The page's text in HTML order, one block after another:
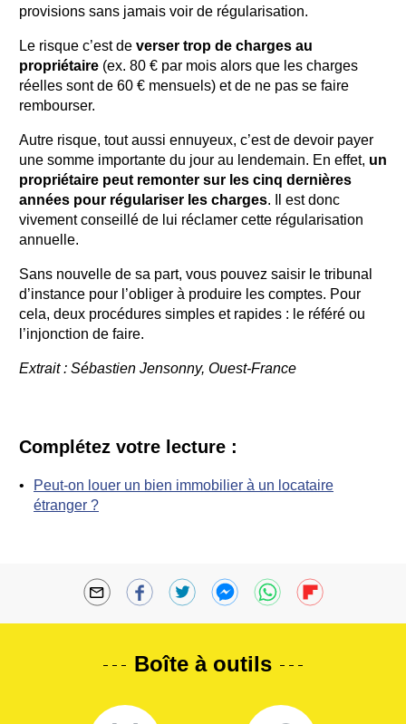
provisions sans jamais voir de régularisation.
Le risque c’est de verser trop de charges au
propriétaire (ex. 80 € par mois alors que les charges
réelles sont de 60 € mensuels) et de ne pas se faire
rembourser.
Autre risque, tout aussi ennuyeux, c’est de devoir payer
une somme importante du jour au lendemain. En effet, un
propriétaire peut remonter sur les cinq dernières
années pour régulariser les charges. Il est donc
vivement conseillé de lui réclamer cette régularisation
annuelle.
Sans nouvelle de sa part, vous pouvez saisir le tribunal
d’instance pour l’obliger à produire les comptes. Pour
cela, deux procédures simples et rapides : le référé ou
l’injonction de faire.
Extrait : Sébastien Jensonny, Ouest-France
Complétez votre lecture :
Peut-on louer un bien immobilier à un locataire
étranger ?
Boîte à outils